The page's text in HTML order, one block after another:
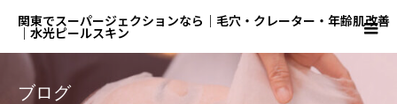
関東でスーパージェクションなら｜毛穴・クレーター・年齢肌改善
｜水光ピールスキン
ブログ